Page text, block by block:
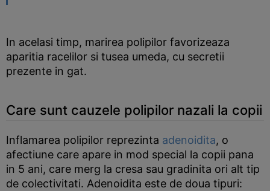
In acelasi timp, marirea polipilor favorizeaza
aparitia racelilor si tusea umeda, cu secretii
prezente in gat.
Care sunt cauzele polipilor nazali la copii
Inflamarea polipilor reprezinta adenoidita, o
afectiune care apare in mod special la copii pana
in 5 ani, care merg la cresa sau gradinita ori alt tip
de colectivitati. Adenoidita este de doua tipuri: